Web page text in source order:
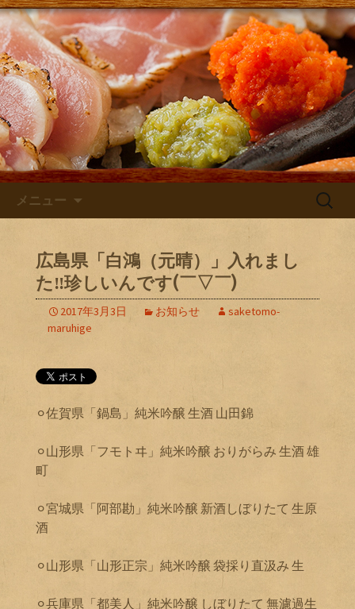
さけともまるひげブログ
大阪・庄内にある居酒屋「さけともま
るひげ」の店主が主に日本酒のン入荷
やお店のお知らせを発信するブログで
す！
メニュー
検
広島県「白鴻（元晴）」入れまし
た‼️珍しいんです(￣▽￣)
2017年3月3日 お知らせ
saketomo-
maruhige
⚪︎佐賀県「鍋島」純米吟醸 生酒 山田錦
⚪︎山形県「フモトヰ」純米吟醸 おりがらみ 生酒 雄
町
⚪︎宮城県「阿部勘」純米吟醸 新酒しぼりたて 生原
酒
⚪︎山形県「山形正宗」純米吟醸 袋採り直汲み 生
⚪︎兵庫県「都美人」純米吟醸 しぼりたて 無濾過生